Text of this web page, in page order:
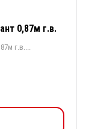
0,87м г.в.
г.в....